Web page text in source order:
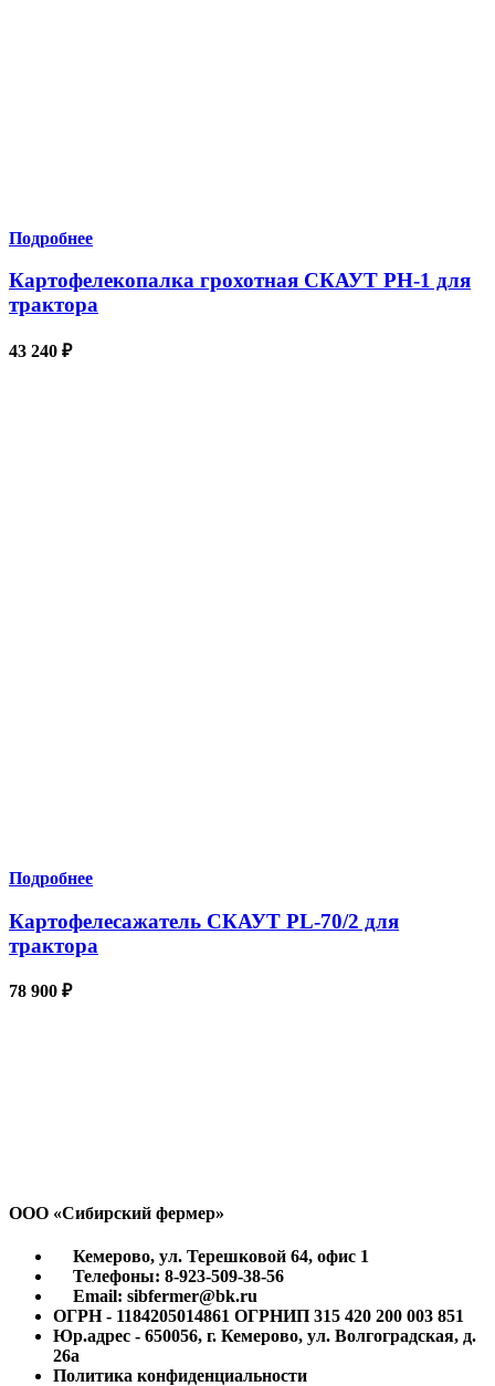
Подробнее
Картофелекопалка грохотная СКАУТ PH-1 для
трактора
43 240 ₽
Подробнее
Картофелесажатель СКАУТ PL-70/2 для
трактора
78 900 ₽
ООО «Сибирский фермер»
Кемерово, ул. Терешковой 64, офис 1
Телефоны: 8-923-509-38-56
Email: sibfermer@bk.ru
ОГРН - 1184205014861 ОГРНИП 315 420 200 003 851
Юр.адрес - 650056, г. Кемерово, ул. Волгоградская, д.
26а
Политика конфиденциальности